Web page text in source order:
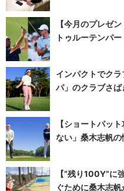
【今月のプレゼ
トゥルーテンパ
インパクトでク
パ」のクラブさ
【ショートパッ
ない」桑木志帆
【“残り100Y”
ぐために桑木志